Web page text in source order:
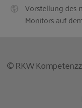
Vorstellung des
Monitors auf
© RKW